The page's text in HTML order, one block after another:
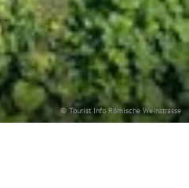
© Tourist Info Römische Weinstrasse